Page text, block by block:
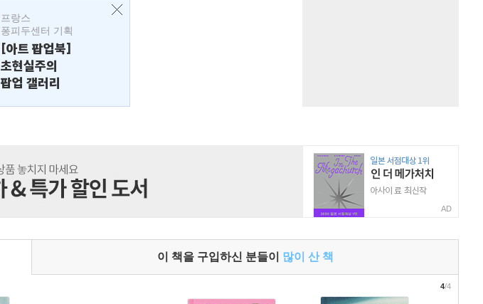
프랑스
퐁피두센터 기획
[아트 팝업북]
초현실주의
팝업 갤러리
AD
이 책을 구입하신 분들이 많이 산 책
4/4